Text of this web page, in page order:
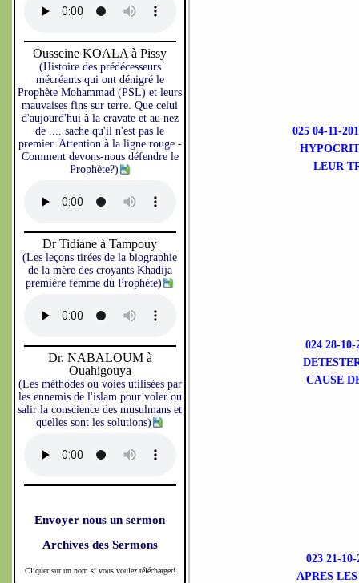
Ousseine KOALA à Pissy
(Histoire des prédécesseurs
mécréants qui ont dénigré le
Prophète Mohammad (PSL) et leurs
mauvaises fins sur terre. Que celui
d'aujourd'hui à la cravate et au nez
de .... sache qu'il n'est pas le
premier. Attention à la ligne rouge -
Comment devons-nous défendre le
Prophète?)
Dr Tidiane à Tampouy
(Les leçons tirées de la biographie
de la mère des croyants Khadija
première femme du Prophète)
Dr. NABALOUM à
Ouahigouya
(Les méthodes ou voies utilisées par
les ennemis de l'islam pour voler ou
salir la conscience des musulmans et
quelles sont les solutions)
Envoyer nous un sermon
Archives des Sermons
Cliquer sur un nom si vous voulez télécharger!
025 04-11-
LEUR
024 28-
CAUSE
023 21-
APRES